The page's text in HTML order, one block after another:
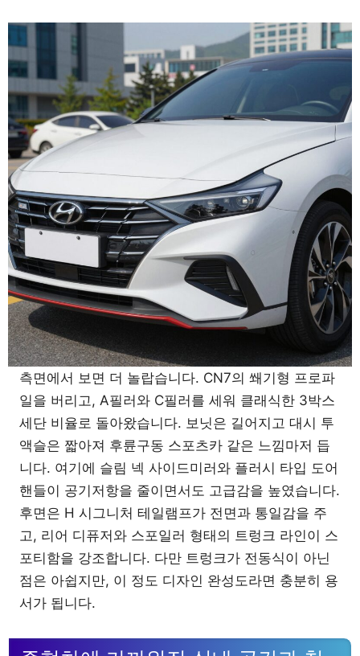
측면에서 보면 더 놀랍습니다. CN7의 쐐기형 프로파
일을 버리고, A필러와 C필러를 세워 클래식한 3박스
세단 비율로 돌아왔습니다. 보닛은 길어지고 대시 투
액슬은 짧아져 후륜구동 스포츠카 같은 느낌마저 듭
니다. 여기에 슬림 넥 사이드미러와 플러시 타입 도어
핸들이 공기저항을 줄이면서도 고급감을 높였습니다.
후면은 H 시그니처 테일램프가 전면과 통일감을 주
고, 리어 디퓨저와 스포일러 형태의 트렁크 라인이 스
포티함을 강조합니다. 다만 트렁크가 전동식이 아닌
점은 아쉽지만, 이 정도 디자인 완성도라면 충분히 용
서가 됩니다.